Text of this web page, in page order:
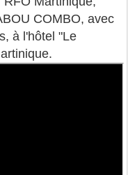
COMBO, avec
à l'hôtel "Le